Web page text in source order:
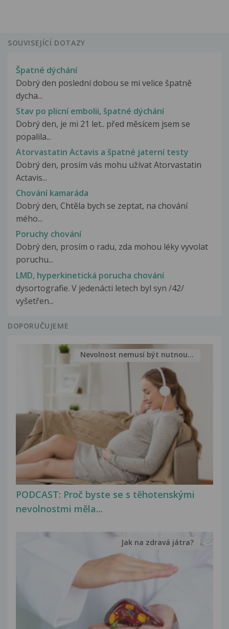
SOUVISEJÍCÍ DOTAZY
Špatné dýchání
Dobrý den poslední dobou se mi velice špatně
dycha...
Stav po plicní embolii, špatné dýchání
Dobrý den, je mi 21 let.. před měsícem jsem se
popalila...
Atorvastatin Actavis a špatné jaterní testy
Dobrý den, prosím vás mohu užívat Atorvastatin
Actavis...
Chování kamaráda
Dobrý den, Chtěla bych se zeptat, na chování
mého...
Poruchy chování
Dobrý den, prosím o radu, zda mohou léky vyvolat
poruchu...
LMD, hyperkinetická porucha chování
dysortografie. V jedenácti letech byl syn /42/
vyšetřen...
DOPORUČUJEME
PODCAST: Proč byste se s těhotenskými
nevolnostmi měla...
Nevolnost nemusí být nutnou...
Jak na zdravá játra?